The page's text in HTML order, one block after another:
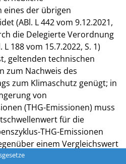
eines der übrigen
(ABl. L 442 vom 9.12.2021,
die Delegierte Verordnung
L 188 vom 15.7.2022, S. 1)
geltenden technischen
zum Nachweis des
zum Klimaschutz genügt; in
von
(THG-Emissionen) muss
für die
THG-Emissionen
einem Vergleichswert
erreicht werden; gemäß